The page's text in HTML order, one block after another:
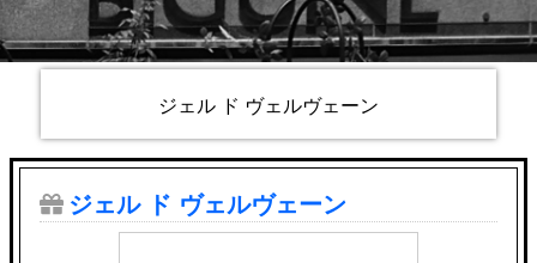
く
ジェル ド ヴェルヴェーン
ジェル ド ヴェルヴェーン